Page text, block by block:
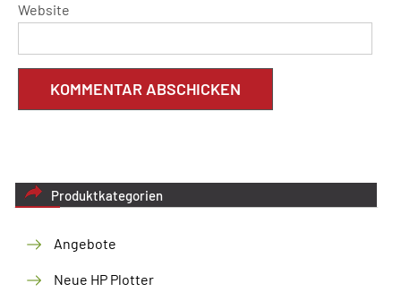
Website
Produktkategorien
Angebote
Neue HP Plotter